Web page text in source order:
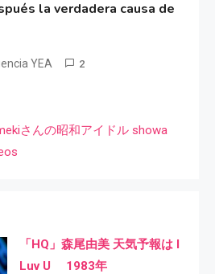
la verdadera causa de
YEA 2
さんの昭和アイドル showa
「HQ」森尾由美 天気予報は I
Luv U 1983年